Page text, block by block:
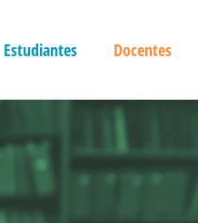
Estudiantes Docentes